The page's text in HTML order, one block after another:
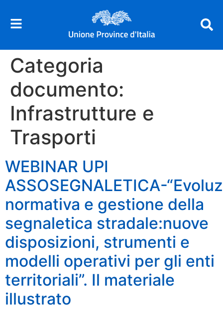
Categoria
documento:
Infrastrutture e
Trasporti
WEBINAR UPI
ASSOSEGNALETICA-
normativa e gestione della
segnaletica stradale:nuove
disposizioni, strumenti e
modelli operativi per gli enti
territoriali”. Il materiale
illustrato